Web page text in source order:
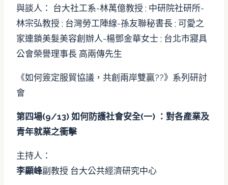
與談人： 台大社工系-林萬億教授 ; 中研院社研所-
林宗弘教授 ; 台灣勞工陣線-孫友聯秘書長 ; 可愛之
家連鎖美髮美容創辦人-楊鄧金華女士 ; 台北市寢具
公會榮譽理事長 高兩傳先生
《如何簽定服貿協議，共創兩岸雙贏??》系列研討
會
第四場(9/13) 如何防護社會安全(一) ：對各產業及
青年就業之衝擊
主持人：
李顯峰副教授 台大公共經濟研究中心